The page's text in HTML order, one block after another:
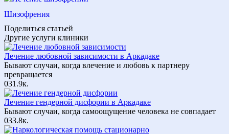
Шизофрения
Поделиться статьей
Другие услуги клиники
Лечение любовной зависимости в Аркадаке
Бывают случаи, когда влечение и любовь к партнеру
превращается
031.9к.
Лечение гендерной дисфории в Аркадаке
Бывают случаи, когда самоощущение человека не совпадает
033.8к.